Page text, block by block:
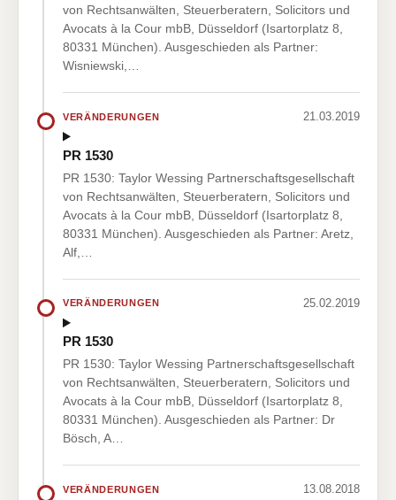
von Rechtsanwälten, Steuerberatern, Solicitors und
Avocats à la Cour mbB, Düsseldorf (Isartorplatz 8,
80331 München). Ausgeschieden als Partner:
Wisniewski,…
VERÄNDERUNGEN 21.03.2019
PR 1530
PR 1530: Taylor Wessing Partnerschaftsgesellschaft
von Rechtsanwälten, Steuerberatern, Solicitors und
Avocats à la Cour mbB, Düsseldorf (Isartorplatz 8,
80331 München). Ausgeschieden als Partner: Aretz,
Alf,…
VERÄNDERUNGEN 25.02.2019
PR 1530
PR 1530: Taylor Wessing Partnerschaftsgesellschaft
von Rechtsanwälten, Steuerberatern, Solicitors und
Avocats à la Cour mbB, Düsseldorf (Isartorplatz 8,
80331 München). Ausgeschieden als Partner: Dr
Bösch, A…
VERÄNDERUNGEN 13.08.2018